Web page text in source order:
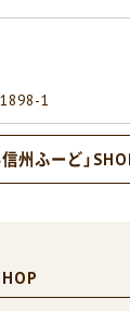
1
州ふーど」